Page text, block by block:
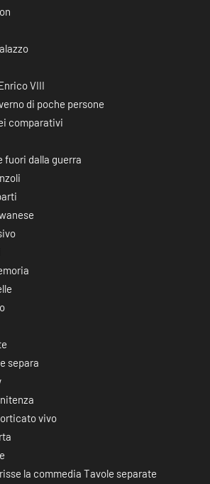
VIII
di poche persone
comparativi
fuori dalla guerra
separa
vivo
la commedia Tavole separate